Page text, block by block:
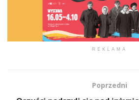
REKLAMA
Poprzedni